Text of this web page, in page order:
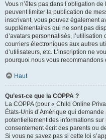
Vous n’êtes pas dans l’obligation
peuvent limiter la publication de
inscrivant, vous pouvez également
supplémentaires qui ne sont pas
d’avatars personnalisés,
courriers électroniques aux autres
d’utilisateurs, etc. L’inscription ne
pourquoi nous vous recommandons
Haut
Qu’est-ce que la COPPA ?
La COPPA (pour « Child Online
États-Unis d’Amérique qui
potentiellement des informations
consentement écrit des parents ou
Si vous ne savez pas si cette loi